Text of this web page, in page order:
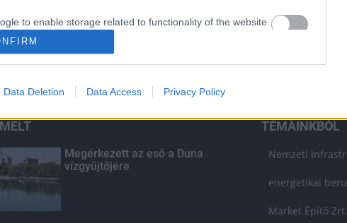
to enable storage related to functionality of the website
to enable storage related to personalization.
to enable storage related to security, including
Data Deletion Data Access Privacy Policy
Megérkezett az eső a Duna
vízgyűjtőjére
TÉMÁINKBÓL
Nemzeti
energetikai
Market Építő Zrt.